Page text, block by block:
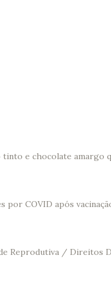
e chocolate amargo
COVID após
Reprodutiva / Direitos